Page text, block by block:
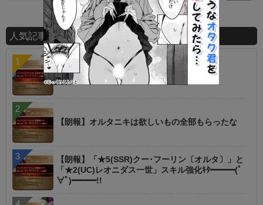
人気記事ランキング
【議論】星１でこれは高レア超えた？
【朗報】オルタニキは欲しいもの全部もらったな
【朗報】「★5(SSR)クー･フーリン〔オルタ〕」と
「★2(UC)レオニダス一世」スキル強化ｷﾀ━━━(ﾟ
∀ﾟ)━━━!!